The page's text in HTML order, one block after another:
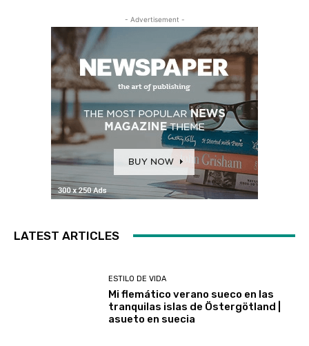
- Advertisement -
LATEST ARTICLES
ESTILO DE VIDA
Mi flemático verano sueco en las
tranquilas islas de Östergötland |
asueto en suecia